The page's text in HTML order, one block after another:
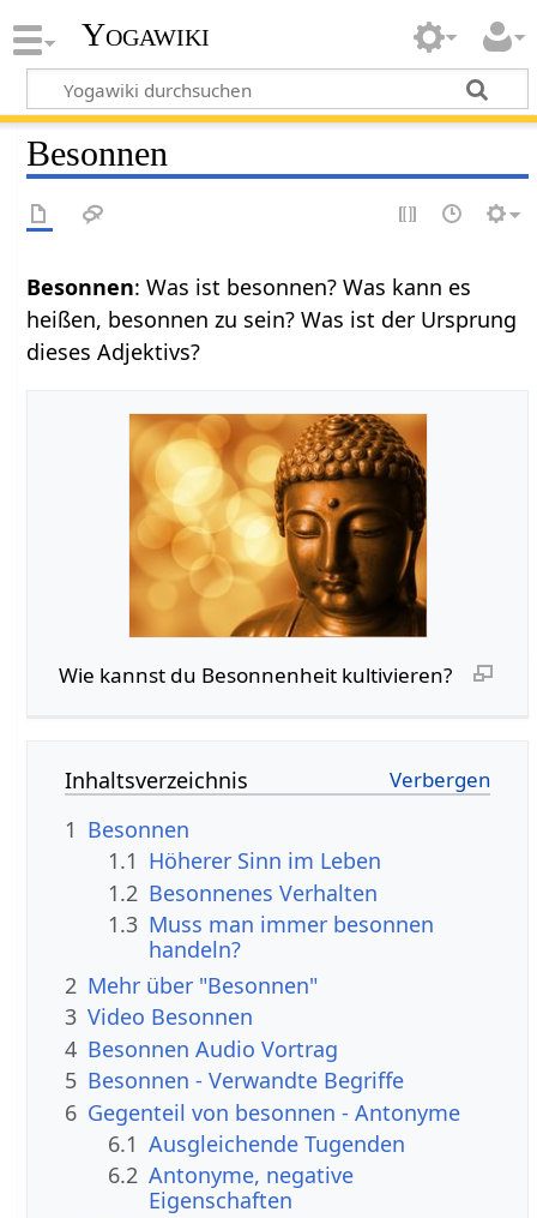
Yogawiki
Besonnen
Besonnen: Was ist besonnen? Was kann es
heißen, besonnen zu sein? Was ist der Ursprung
dieses Adjektivs?
Wie kannst du Besonnenheit kultivieren?
Inhaltsverzeichnis
1 Besonnen
1.1 Höherer Sinn im Leben
1.2 Besonnenes Verhalten
1.3 Muss man immer besonnen
handeln?
2 Mehr über "Besonnen"
3 Video Besonnen
4 Besonnen Audio Vortrag
5 Besonnen - Verwandte Begriffe
6 Gegenteil von besonnen - Antonyme
6.1 Ausgleichende Tugenden
6.2 Antonyme, negative
Eigenschaften